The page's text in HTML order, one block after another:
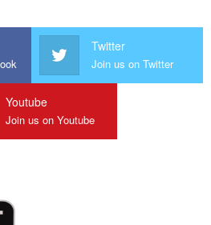
Twitter
Join us on Twitter
Youtube
Join us on Youtube